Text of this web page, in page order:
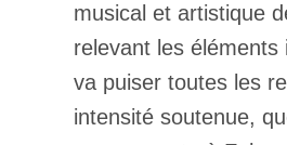
musical et artistique
relevant les
va puiser toutes les
intensité soutenue,